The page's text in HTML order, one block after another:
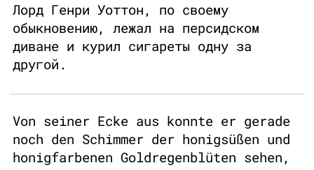
Лорд Генри Уоттон, по своему
обыкновению, лежал на персидском
диване и курил сигареты одну за
другой.
Von seiner Ecke aus konnte er gerade
noch den Schimmer der honigsüßen und
honigfarbenen Goldregenblüten sehen,